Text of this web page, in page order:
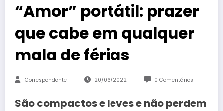
“Amor” portátil: prazer
que cabe em qualquer
mala de férias
Correspondente 20/06/2022 0 Comentários
São compactos e leves e não perdem